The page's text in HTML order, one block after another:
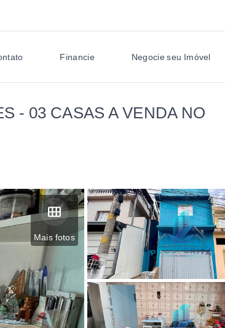
Financie Negocie seu Imóvel
- 03 CASAS A VENDA NO
Mais fotos